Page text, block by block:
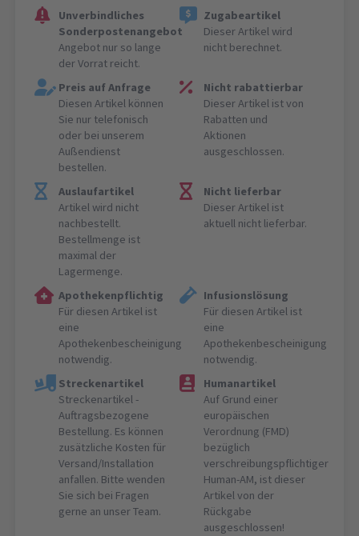
Unverbindliches
Sonderpostenangebot
Angebot nur so lange
der Vorrat reicht.
Zugabeartikel
Dieser Artikel wird
nicht berechnet.
Preis auf Anfrage
Diesen Artikel können
Sie nur telefonisch
oder bei unserem
Außendienst
bestellen.
Nicht rabattierbar
Dieser Artikel ist von
Rabatten und
Aktionen
ausgeschlossen.
Auslaufartikel
Artikel wird nicht
nachbestellt.
Bestellmenge ist
maximal der
Lagermenge.
Nicht lieferbar
Dieser Artikel ist
aktuell nicht lieferbar.
Apothekenpflichtig
Für diesen Artikel ist
eine
Apothekenbescheinigung
notwendig.
Infusionslösung
Für diesen Artikel ist
eine
Apothekenbescheinigung
notwendig.
Streckenartikel
Streckenartikel -
Auftragsbezogene
Bestellung. Es können
zusätzliche Kosten für
Versand/Installation
anfallen. Bitte wenden
Sie sich bei Fragen
gerne an unser Team.
Humanartikel
Auf Grund einer
europäischen
Verordnung (FMD)
bezüglich
verschreibungspflichtiger
Human-AM, ist dieser
Artikel von der
Rückgabe
ausgeschlossen!